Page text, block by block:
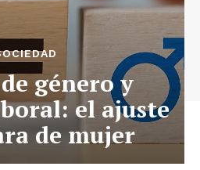
género y
el ajuste
de mujer